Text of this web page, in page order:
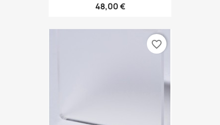
48,00 €
favorite_border